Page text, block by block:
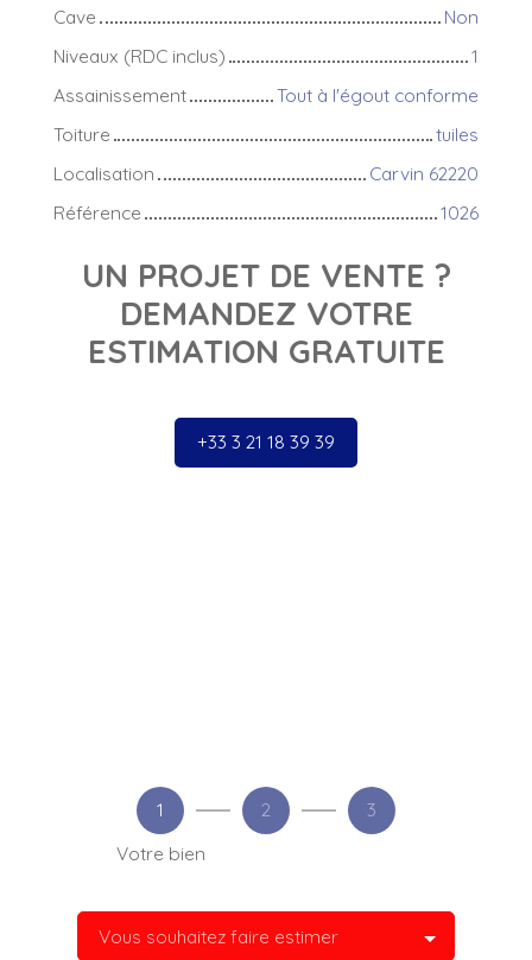
Cave
Non
Niveaux (RDC inclus)
1
Assainissement
Tout à l'égout conforme
Toiture
tuiles
Localisation
Carvin 62220
Référence
1026
UN PROJET DE VENTE ?
DEMANDEZ VOTRE
ESTIMATION GRATUITE
+33 3 21 18 39 39
1
Votre bien
2 3
Vous souhaitez faire estimer